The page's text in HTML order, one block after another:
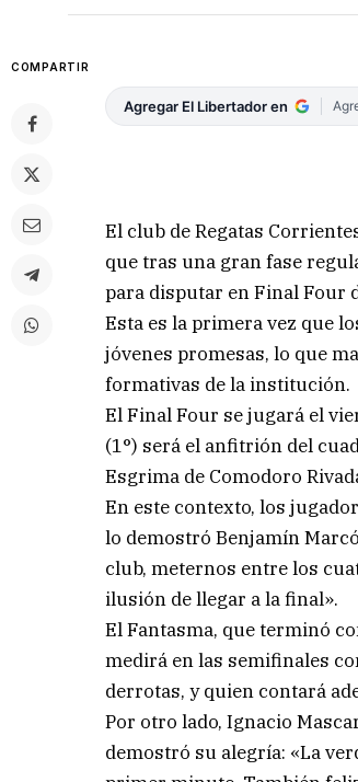
COMPARTIR
Agregar El Libertador en
El club de Regatas
que tras una gran fase
para disputar en Final Four
Esta es la primera vez que
jóvenes promesas, lo que
formativas de la institución.
El Final Four se jugará el
(1°) será el anfitrión del
Esgrima de Comodoro
En este contexto, los
lo demostró Benjamín
club, meternos entre los
ilusión de llegar a la final».
El Fantasma, que terminó
medirá en las semifinales
derrotas, y quien contará
Por otro lado, Ignacio
demostró su alegría: «La